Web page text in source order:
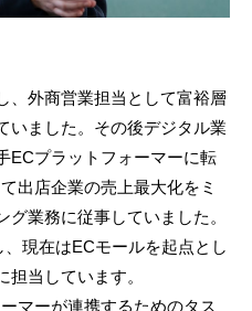
、外商営業担当として富裕層
いました。その後デジタル業
ECプラットフォーマーに転
出店企業の売上最大化をミ
業務に従事していました。
現在はECモールを起点とし
当しています。
マーが連携するためのタス